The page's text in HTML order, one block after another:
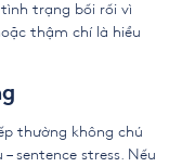
trạng bối rối vì
thậm chí là hiểu
thường không chú
sentence stress. Nếu